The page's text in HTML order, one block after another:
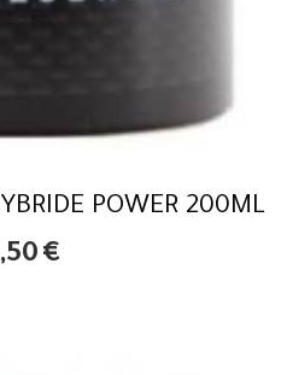
POWER 200ML
€